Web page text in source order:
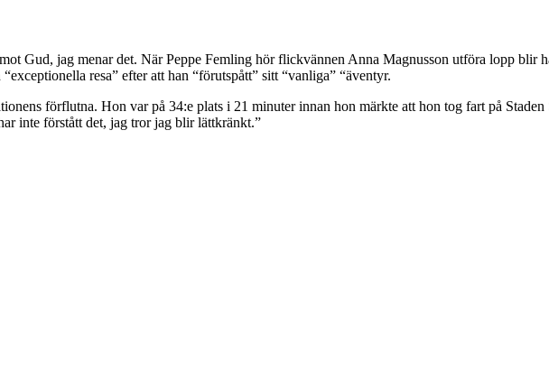
Gud, jag menar det. När Peppe Femling hör flickvännen Anna Magnusson utföra lopp blir
resa” efter att han “förutspått” sitt “vanliga” “äventyr.
förflutna. Hon var på 34:e plats i 21 minuter innan hon märkte att hon tog fart på Staden
inte förstått det, jag tror jag blir lättkränkt.”